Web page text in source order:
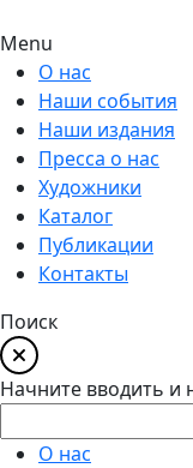
Menu
О нас
Наши события
Наши издания
Пресса о нас
Художники
Каталог
Публикации
Контакты
Поиск
Начните вводить и
О нас